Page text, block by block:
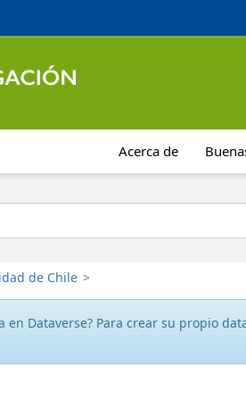
Acerca de
de Chile >
en Dataverse? Para crear su propio